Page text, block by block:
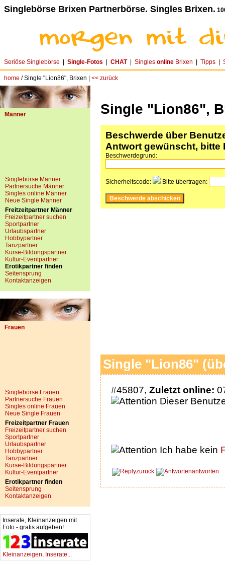
Singlebörse Brixen Partnerbörse. Singles Brixen.
Seriöse Singlebörse Single-Fotos CHAT| Singles online Brixen Tipps
home / Single "Lion86", Brixen | << zurück
Männer
Singlebörse Männer
Partnersuche Männer
Singles online Männer
Neue Single Männer
Freitzeitpartner Männer
Freizeitpartner suchen
Sportpartner
Urlaubspartner
Hobbypartner
Tanzpartner
Kurse-Bildungspartner
Kultur-Eventpartner
Erotikpartner finden
Seitensprung
Kontaktanzeigen
Frauen
Singlebörse Frauen
Partnersuche Frauen
Singles online Frauen
Neue Single Frauen
Freizeitpartner Frauen
Freizeitpartner suchen
Sportpartner
Urlaubspartner
Hobbypartner
Tanzpartner
Kurse-Bildungspartner
Kultur-Eventpartner
Erotikpartner finden
Seitensprung
Kontaktanzeigen
Inserate, Kleinanzeigen mit
Foto - gratis aufgeben!
Kleinanzeigen, Inserate...
Single "Lion86",
Beschwerde über
Antwort gewünscht, bitte
Beschwerdegrund:
Sicherheitscode: Bitte übertragen:
Single "Lion86"
#45807, Zuletzt online:
Dieser
Ich habe kein
zurück antworten